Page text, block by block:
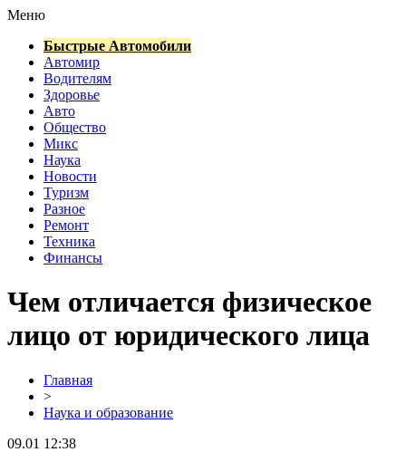
Меню
Быстрые Автомобили
Автомир
Водителям
Здоровье
Авто
Общество
Микс
Наука
Новости
Туризм
Разное
Ремонт
Техника
Финансы
Чем отличается физическое
лицо от юридического лица
Главная
>
Наука и образование
09.01 12:38